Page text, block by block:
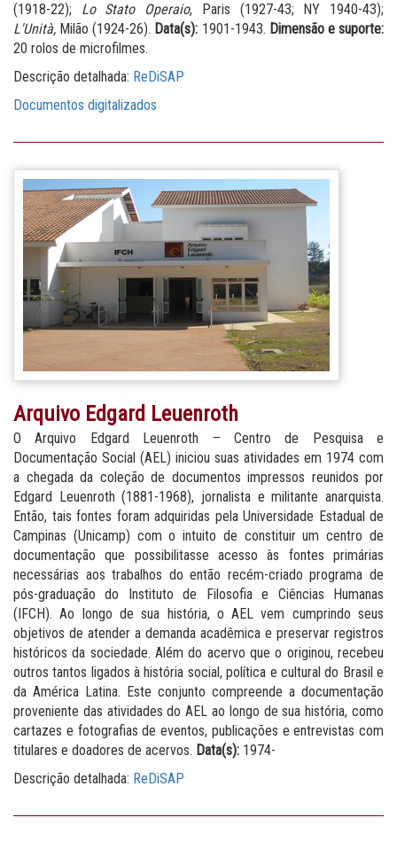
(1918-22); Lo Stato Operaio, Paris (1927-43; NY 1940-43);
L'Unità, Milão (1924-26). Data(s): 1901-1943. Dimensão e suporte:
20 rolos de microfilmes.
Descrição detalhada: ReDiSAP
Documentos digitalizados
Arquivo Edgard Leuenroth
O Arquivo Edgard Leuenroth – Centro de Pesquisa e
Documentação Social (AEL) iniciou suas atividades em 1974 com
a chegada da coleção de documentos impressos reunidos por
Edgard Leuenroth (1881-1968), jornalista e militante anarquista.
Então, tais fontes foram adquiridas pela Universidade Estadual de
Campinas (Unicamp) com o intuito de constituir um centro de
documentação que possibilitasse acesso às fontes primárias
necessárias aos trabalhos do então recém-criado programa de
pós-graduação do Instituto de Filosofia e Ciências Humanas
(IFCH). Ao longo de sua história, o AEL vem cumprindo seus
objetivos de atender a demanda acadêmica e preservar registros
históricos da sociedade. Além do acervo que o originou, recebeu
outros tantos ligados à história social, política e cultural do Brasil e
da América Latina. Este conjunto compreende a documentação
proveniente das atividades do AEL ao longo de sua história, como
cartazes e fotografias de eventos, publicações e entrevistas com
titulares e doadores de acervos. Data(s): 1974-
Descrição detalhada: ReDiSAP